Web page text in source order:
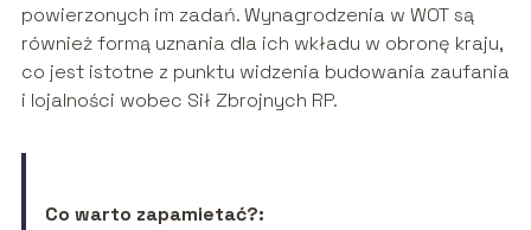
powierzonych im zadań. Wynagrodzenia w WOT są
również formą uznania dla ich wkładu w obronę kraju,
co jest istotne z punktu widzenia budowania zaufania
i lojalności wobec Sił Zbrojnych RP.
Co warto zapamietać?: